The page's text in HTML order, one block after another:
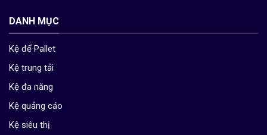
DANH MỤC
Kệ để Pallet
Kệ trung tải
Kệ đa năng
Kệ quảng cáo
Kệ siêu thị